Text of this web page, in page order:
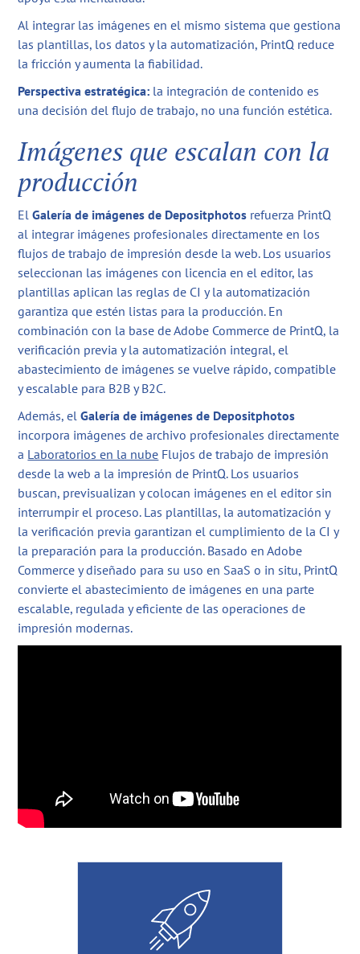
Al integrar las imágenes en el mismo sistema que gestiona
las plantillas, los datos y la automatización, PrintQ reduce
la fricción y aumenta la fiabilidad.
Perspectiva estratégica: la integración de contenido es
una decisión del flujo de trabajo, no una función estética.
Imágenes que escalan con la
producción
ElGalería de imágenes de Depositphotos refuerza PrintQ
al integrar imágenes profesionales directamente en los
flujos de trabajo de impresión desde la web. Los usuarios
seleccionan las imágenes con licencia en el editor, las
plantillas aplican las reglas de CI y la automatización
garantiza que estén listas para la producción. En
combinación con la base de Adobe Commerce de PrintQ, la
verificación previa y la automatización integral, el
abastecimiento de imágenes se vuelve rápido, compatible
y escalable para B2B y B2C.
Además, elGalería de imágenes de Depositphotos
incorpora imágenes de archivo profesionales directamente
a Laboratorios en la nube Flujos de trabajo de impresión
desde la web a la impresión de PrintQ. Los usuarios
buscan, previsualizan y colocan imágenes en el editor sin
interrumpir el proceso. Las plantillas, la automatización y
la verificación previa garantizan el cumplimiento de la CI y
la preparación para la producción. Basado en Adobe
Commerce y diseñado para su uso en SaaS o in situ, PrintQ
convierte el abastecimiento de imágenes en una parte
escalable, regulada y eficiente de las operaciones de
impresión modernas.